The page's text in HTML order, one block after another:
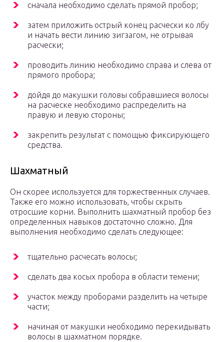
сначала необходимо сделать прямой пробор;
затем приложить острый конец расчески ко лбу
и начать вести линию зигзагом, не отрывая
расчески;
проводить линию необходимо справа и слева от
прямого пробора;
дойдя до макушки головы собравшиеся волосы
на расческе необходимо распределить на
правую и левую стороны;
закрепить результат с помощью фиксирующего
средства.
Шахматный
Он скорее используется для торжественных случаев.
Также его можно использовать, чтобы скрыть
отросшие корни. Выполнить шахматный пробор без
определенных навыков достаточно сложно. Для
выполнения необходимо сделать следующее:
тщательно расчесать волосы;
сделать два косых пробора в области темени;
участок между проборами разделить на четыре
части;
начиная от макушки необходимо перекидывать
волосы в шахматном порядке.